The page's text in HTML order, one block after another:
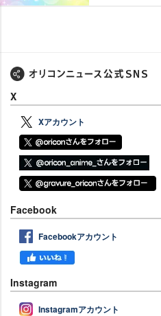
X
Xアカウント
Facebook
Facebookアカウント
Instagram
Instagramアカウント